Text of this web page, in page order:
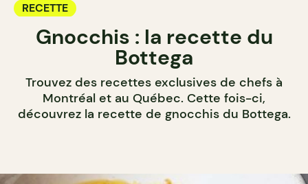
RECETTE
Gnocchis : la recette du
Bottega
Trouvez des recettes exclusives de chefs à
Montréal et au Québec. Cette fois-ci,
découvrez la recette de gnocchis du Bottega.